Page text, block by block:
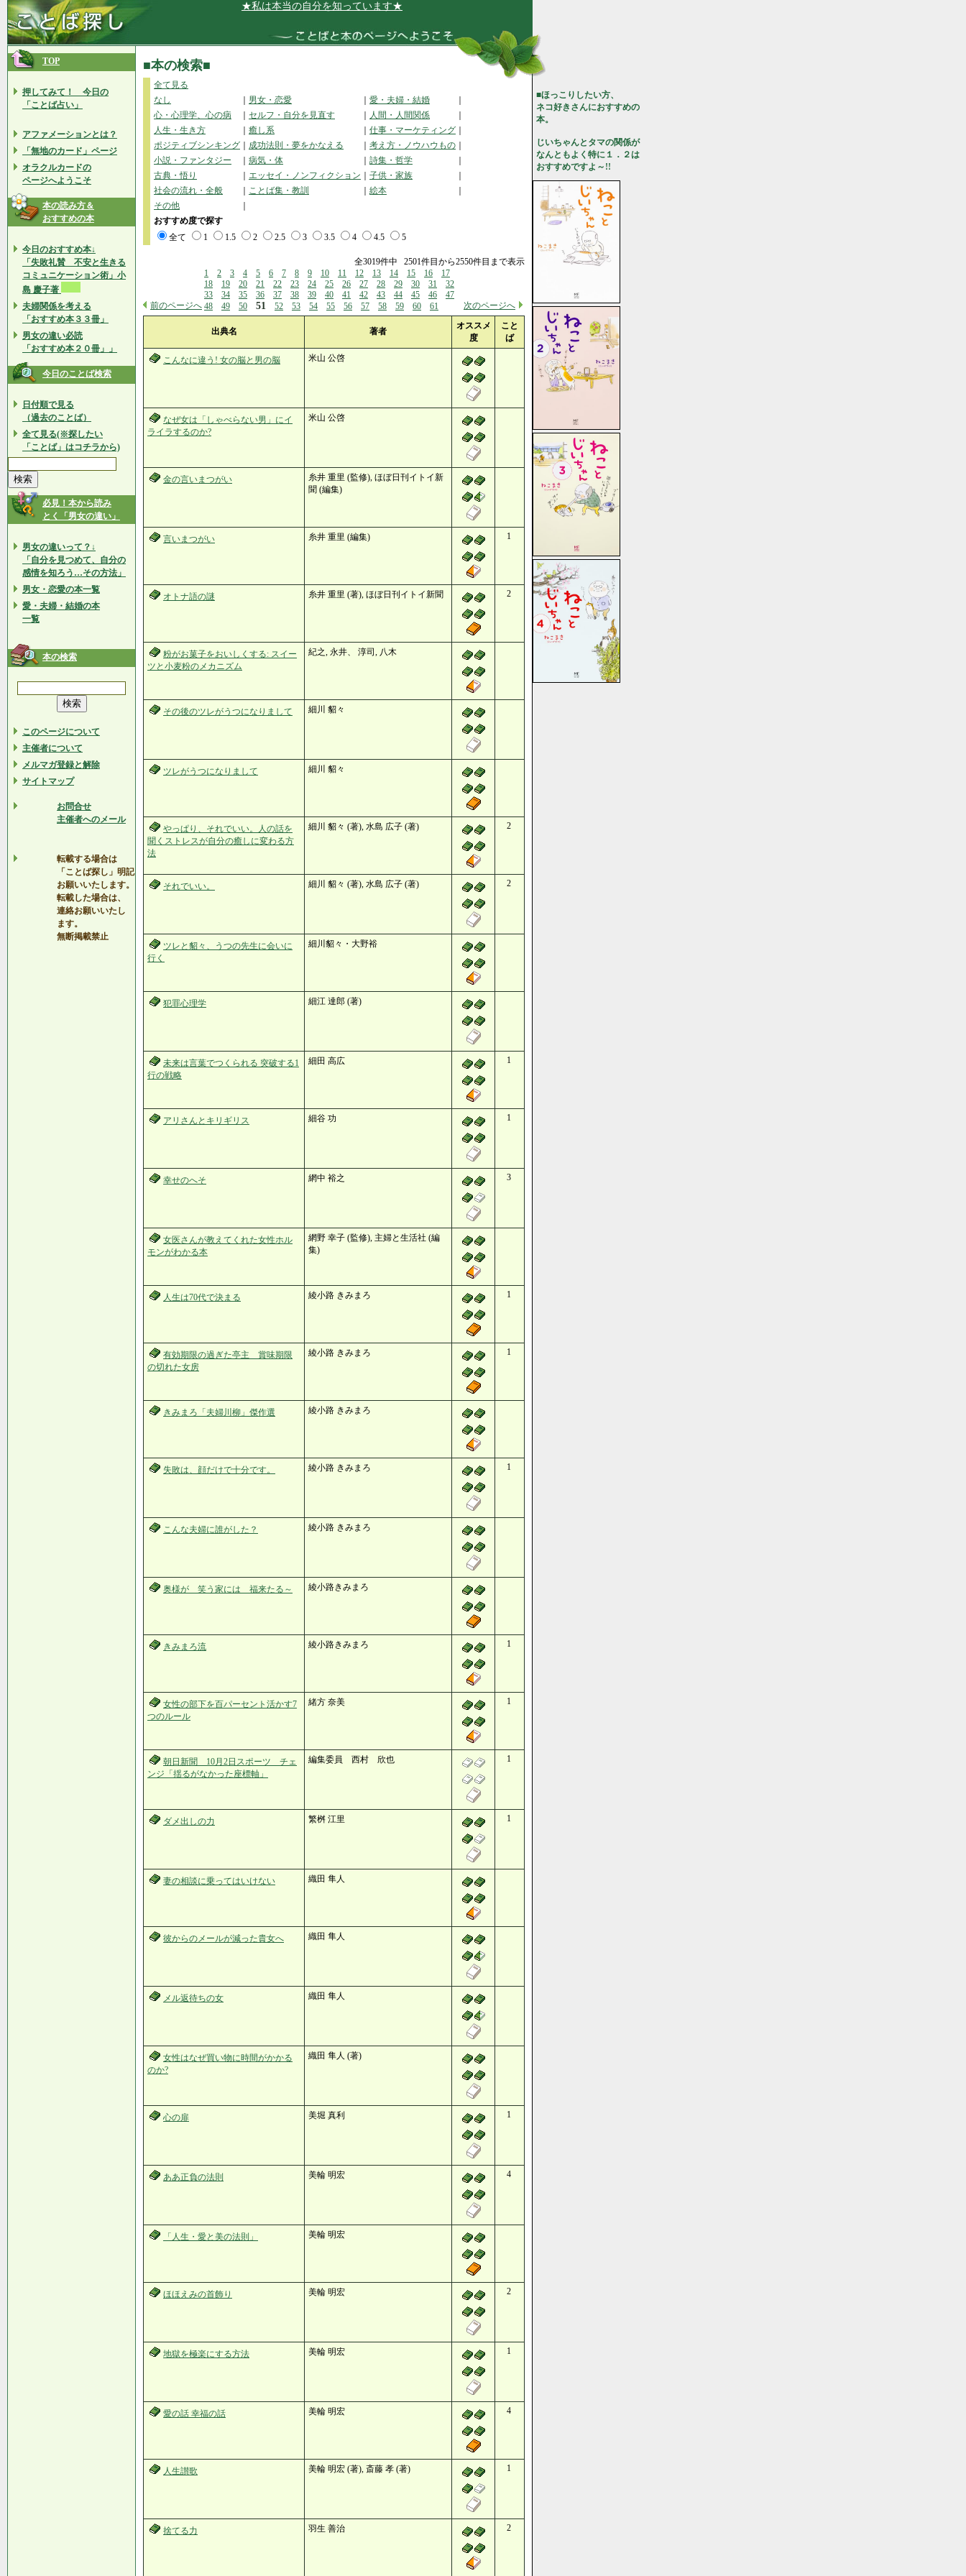
★私は本当の自分を知っています★
TOP
押してみて！ 今日の
「ことば占い」
アファメーションとは？
「無地のカード」ページ
オラクルカードの
ページへようこそ
本の読み方＆
おすすめの本
今日のおすすめ本↓
「失敗礼賛 不安と生きる
コミュニケーション術」小
島 慶子著
夫婦関係を考える
「おすすめ本３３冊」
男女の違い必読
「おすすめ本２０冊」」
今日のことば検索
日付順で見る
（過去のことば）
全て見る(※探したい
「ことば」はコチラから)
必見！本から読み
とく「男女の違い」
男女の違いって？↓
「自分を見つめて、自分の
感情を知ろう…その方法」
男女・恋愛の本一覧
愛・夫婦・結婚の本
一覧
本の検索
このページについて
主催者について
メルマガ登録と解除
サイトマップ
お問合せ
主催者へのメール
転載する場合は
「ことば探し」明記
お願いいたします。
転載した場合は、
連絡お願いいたし
ます。
無断掲載禁止
■本の検索■
全て見る
なし
男女・恋愛 愛・夫婦・結婚
心・心理学、心の病
セルフ・自分を見直す 人間・人間関係
人生・生き方
癒し系 仕事・マーケティング
ポジティブシンキング
成功法則・夢をかなえる 考え方・ノウハウもの
小説・ファンタジー
病気・体 詩集・哲学
古典・悟り
エッセイ・ノンフィクション 子供・家族
社会の流れ・全般
ことば集・教訓 絵本
その他
おすすめ度で探す
全て
1 1.5 2 2.5 3 3.5 4 4.5 5
全3019件中 2501件目から2550件目まで表示
前のページへ
1 2 3 4 5 6 7 8 9 10 11 12 13 14 15 16
17
18
19 20 21 22 23 24 25 26 27 28 29 30 31
32
33
34 35 36 37 38 39 40 41 42 43 44 45 46
47
48
49 50 51 52 53 54 55 56 57 58 59 60 61 次のページへ
出典名 著者
オススメ
度
こと
ば
こんなに違う! 女の脳と男の脳 米山 公啓
なぜ女は「しゃべらない男」にイ
ライラするのか?
米山 公啓
金の言いまつがい
糸井 重里 (監修), ほぼ日刊イトイ新
聞 (編集)
言いまつがい 糸井 重里 (編集) 1
オトナ語の謎 糸井 重里 (著), ほぼ日刊イトイ新聞 2
粉がお菓子をおいしくする: スイー
ツと小麦粉のメカニズム
紀之, 永井、 淳司, 八木
その後のツレがうつになりまして 細川 貂々
ツレがうつになりまして 細川 貂々
やっぱり、それでいい。人の話を
聞くストレスが自分の癒しに変わる方
法
細川 貂々 (著), 水島 広子 (著) 2
それでいい。 細川 貂々 (著), 水島 広子 (著) 2
ツレと貂々、うつの先生に会いに
行く
細川貂々・大野裕
犯罪心理学 細江 達郎 (著)
未来は言葉でつくられる 突破する1
行の戦略
細田 高広 1
アリさんとキリギリス 細谷 功 1
幸せのへそ 網中 裕之 3
女医さんが教えてくれた女性ホル
モンがわかる本
網野 幸子 (監修), 主婦と生活社 (編
集)
人生は70代で決まる 綾小路 きみまろ 1
有効期限の過ぎた亭主 賞味期限
の切れた女房
綾小路 きみまろ 1
きみまろ「夫婦川柳」傑作選 綾小路 きみまろ
失敗は、顔だけで十分です。 綾小路 きみまろ 1
こんな夫婦に誰がした？ 綾小路 きみまろ
奥様が 笑う家には 福来たる～ 綾小路きみまろ
きみまろ流 綾小路きみまろ 1
女性の部下を百パーセント活かす7
つのルール
緒方 奈美 1
朝日新聞 10月2日スポーツ チェ
ンジ「揺るがなかった座標軸」
編集委員 西村 欣也 1
ダメ出しの力 繁桝 江里 1
妻の相談に乗ってはいけない 織田 隼人
彼からのメールが減った貴女へ 織田 隼人
メル返待ちの女 織田 隼人
女性はなぜ買い物に時間がかかる
のか?
織田 隼人 (著)
心の扉 美堀 真利 1
ああ正負の法則 美輪 明宏 4
「人生・愛と美の法則」 美輪 明宏
ほほえみの首飾り 美輪 明宏 2
地獄を極楽にする方法 美輪 明宏 1
愛の話 幸福の話 美輪 明宏 4
人生讃歌 美輪 明宏 (著), 斎藤 孝 (著) 1
捨てる力 羽生 善治 2
■ほっこりしたい方、
ネコ好きさんにおすすめの
本。
じいちゃんとタマの関係が
なんともよく特に１．２は
おすすめですよ～!!